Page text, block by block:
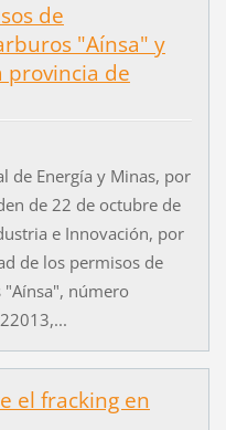
de
"Aínsa" y
provincia de
de Energía y Minas, por
de 22 de octubre de
e Innovación, por
de los permisos de
número
el fracking en